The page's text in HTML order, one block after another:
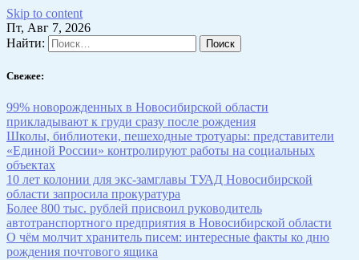
Skip to content
Пт, Авг 7, 2026
Найти:
Свежее:
99% новорожденных в Новосибирской области
прикладывают к груди сразу после рождения
Школы, библиотеки, пешеходные тротуары: представители
«Единой России» контролируют работы на социальных
объектах
10 лет колонии для экс-замглавы ТУАД Новосибирской
области запросила прокуратура
Более 800 тыс. рублей присвоил руководитель
автотранспортного предприятия в Новосибирской области
О чём молчит хранитель писем: интересные факты ко дню
рождения почтового ящика